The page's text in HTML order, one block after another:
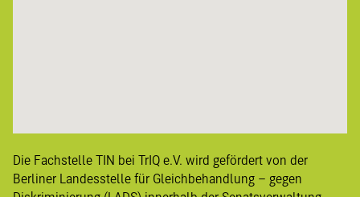
Die Fachstelle TIN bei TrIQ e.V. wird gefördert von der
Berliner Landesstelle für Gleichbehandlung – gegen